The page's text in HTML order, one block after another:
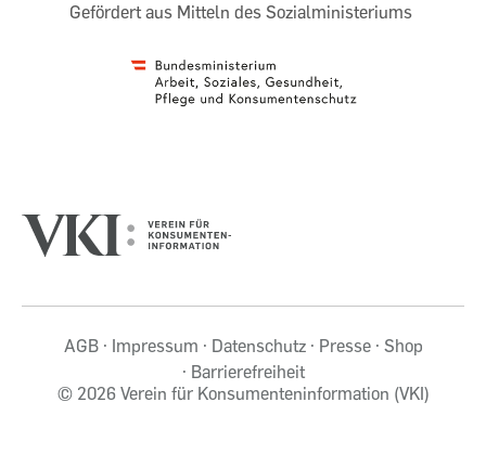
Gefördert aus Mitteln des Sozialministeriums
AGB Impressum Datenschutz Presse
Shop
Barrierefreiheit
© 2026 Verein für Konsumenteninformation (VKI)